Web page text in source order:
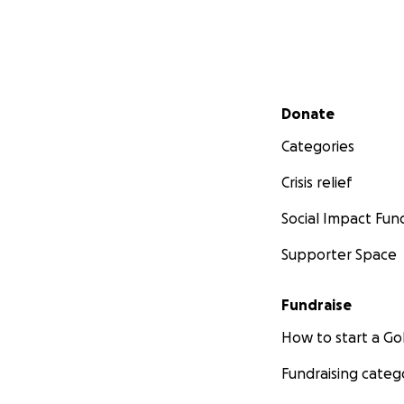
Secondary menu
Donate
Categories
Crisis relief
Social Impact
Supporter Space
Fundraise
How to start a
Fundraising